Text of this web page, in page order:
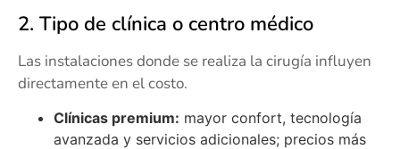
2. Tipo de clínica o centro médico
Las instalaciones donde se realiza la cirugía influyen
directamente en el costo.
Clínicas premium: mayor confort, tecnología
avanzada y servicios adicionales; precios más